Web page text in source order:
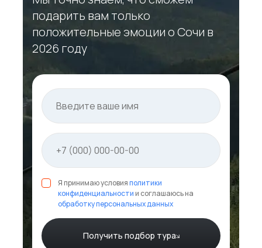
подарить вам только
положительные эмоции о Сочи в
2026 году
Я принимаю условияполитики
конфиденциальности и соглашаюсь на
обработку персональных данных
Получить подбор тура